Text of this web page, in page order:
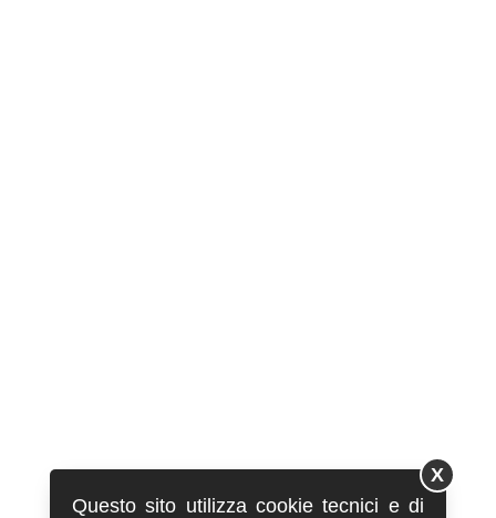
Questo sito utilizza cookie tecnici e di
X